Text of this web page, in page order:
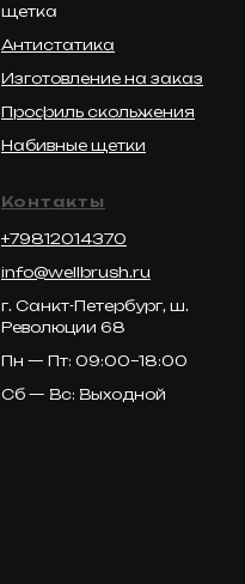
щетка
Антистатика
Изготовление на заказ
Профиль скольжения
Набивные щетки
Контакты
+79812014370
info@wellbrush.ru
г. Санкт-Петербург, ш.
Революции 68
Пн — Пт: 09:00–18:00
Сб — Вс: Выходной